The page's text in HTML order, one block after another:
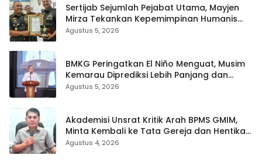
Sertijab Sejumlah Pejabat Utama, Mayjen
Mirza Tekankan Kepemimpinan Humanis
dan Profesional
Agustus 5, 2026
BMKG Peringatkan El Niño Menguat, Musim
Kemarau Diprediksi Lebih Panjang dan
Kering pada Agustus–September
Agustus 5, 2026
Akademisi Unsrat Kritik Arah BPMS GMIM,
Minta Kembali ke Tata Gereja dan Hentikan
Polarisasi
Agustus 4, 2026